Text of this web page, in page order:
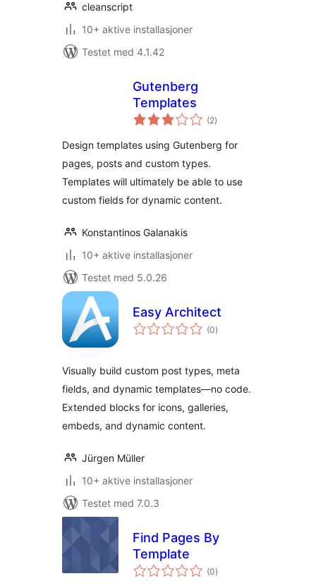
cleanscript
10+ aktive installasjoner
Testet med 4.1.42
Gutenberg
Templates
(2totale
vurderinger
)
Design templates using Gutenberg for
pages, posts and custom types.
Templates will ultimately be able to use
custom fields for dynamic content.
Konstantinos Galanakis
10+ aktive installasjoner
Testet med 5.0.26
Easy Architect
(0totale
vurderinger
)
Visually build custom post types, meta
fields, and dynamic templates—no code.
Extended blocks for icons, galleries,
embeds, and dynamic content.
Jürgen Müller
10+ aktive installasjoner
Testet med 7.0.3
Find Pages By
Template
(0totale
vurderinger
)